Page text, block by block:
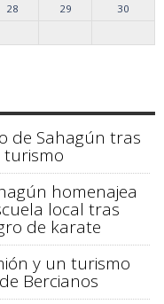
28 29
30
de Sahagún tras
homenajea
local tras
de karate
y un turismo
Bercianos